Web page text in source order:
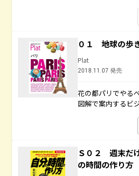
０１ 地球の歩
Plat
2018.11.07 発売
花の都パリでやる
図解で案内するビ
Ｓ０２ 週末だ
の時間の作り方